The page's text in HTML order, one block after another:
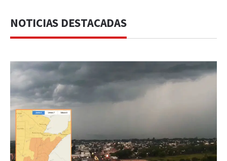
NOTICIAS DESTACADAS